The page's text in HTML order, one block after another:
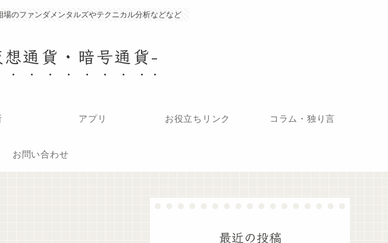
のファンダメンタルズやテクニカル分析などなど
通貨・暗号通貨-
アプリ お役立ちリンク コラム・独り言
お問い合わせ
最近の投稿